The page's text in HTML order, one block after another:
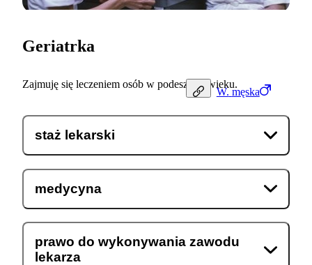
W. męska
Geriatrka
Zajmuję się leczeniem osób w podeszłym wieku.
staż lekarski
medycyna
prawo do wykonywania zawodu
lekarza